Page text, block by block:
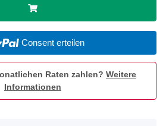
Consent erteilen
Raten zahlen? Weitere
Informationen